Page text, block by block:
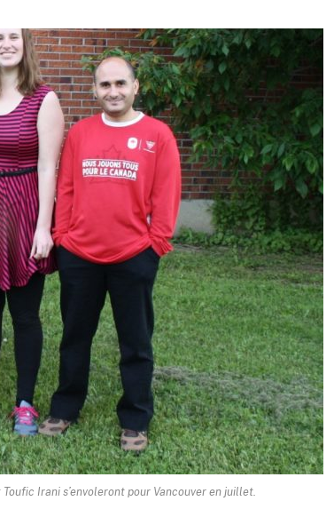
Irani s’envoleront pour Vancouver en juillet.